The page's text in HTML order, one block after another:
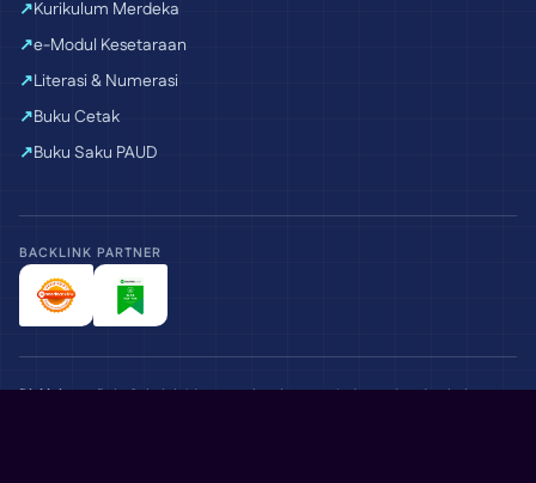
Kurikulum Merdeka
e-Modul Kesetaraan
Literasi & Numerasi
Buku Cetak
Buku Saku PAUD
BACKLINK PARTNER
Disklaimer:BukuSekolah.id merupakan layanan independen dan bukan